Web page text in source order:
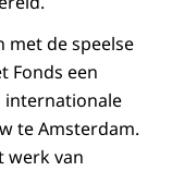
met de speelse
Fonds een
internationale
te Amsterdam.
werk van